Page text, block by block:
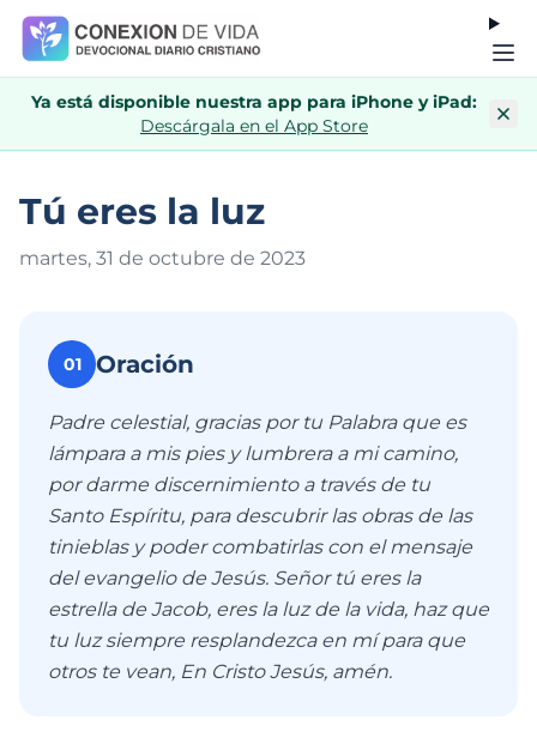
Ya está disponible nuestra app para iPhone y iPad:
Descárgala en el App Store
Tú eres la luz
martes, 31 de octubre de 2023
01 Oración
Padre celestial, gracias por tu Palabra que es
lámpara a mis pies y lumbrera a mi camino,
por darme discernimiento a través de tu
Santo Espíritu, para descubrir las obras de las
tinieblas y poder combatirlas con el mensaje
del evangelio de Jesús. Señor tú eres la
estrella de Jacob, eres la luz de la vida, haz que
tu luz siempre resplandezca en mí para que
otros te vean, En Cristo Jesús, amén.